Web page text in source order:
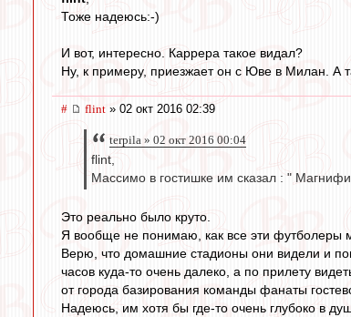
Тоже надеюсь:-)
И вот, интересно. Каррера такое видал?
Ну, к примеру, приезжает он с Юве в Милан. А
# flint » 02 окт 2016 02:39
terpila » 02 окт 2016 00:04
flint,
Массимо в гостишке им сказал : "
Это реально было круто.
Я вообще не понимаю, как все эти футболеры
Верю, что домашние стадионы они видели и
часов куда-то очень далеко, а по прилету
от города базирования команды фанаты
Надеюсь, им хотя бы где-то очень глубоко в